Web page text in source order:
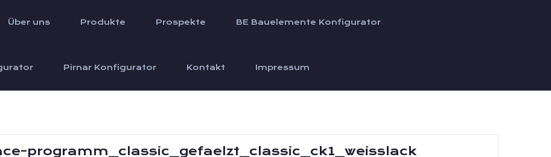
Über uns Produkte Prospekte BE Bauelemente Konfigurator
Pirnar Konfigurator Kontakt Impressum
programm_classic_gefaelzt_classic_ck1_weisslack